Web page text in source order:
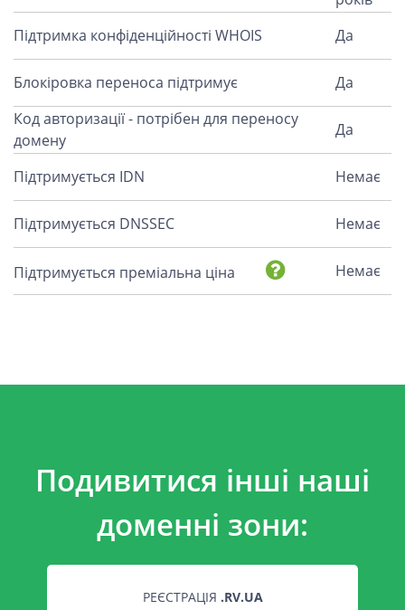
Підтримка конфіденційності WHOIS
Да
Блокіровка переноса підтримує
Да
Код авторизації - потрібен для переносу
домену
Да
Підтримується IDN Немає
Підтримується DNSSEC Немає
Підтримується преміальна ціна Немає
Подивитися інші наші
доменні зони:
РЕЄСТРАЦІЯ .RV.UA